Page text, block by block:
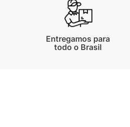
Entregamos para
todo o Brasil